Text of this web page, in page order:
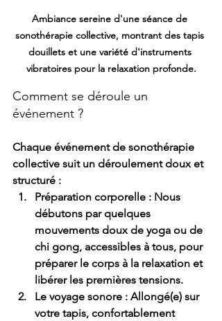
Ambiance sereine d'une séance de
sonothérapie collective, montrant des tapis
douillets et une variété d'instruments
vibratoires pour la relaxation profonde.
Comment se déroule un
événement ?
Chaque événement de sonothérapie
collective suit un déroulement doux et
structuré :
Préparation corporelle : Nous
débutons par quelques
mouvements doux de yoga ou de
chi gong, accessibles à tous, pour
préparer le corps à la relaxation et
libérer les premières tensions.
Le voyage sonore : Allongé(e) sur
votre tapis, confortablement